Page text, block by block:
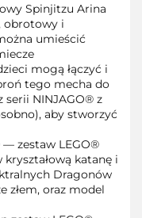
Spinjitzu Arina
obrotowy i
umieścić
mogą łączyć i
tego mecha do
NINJAGO® z
aby stworzyć
zestaw LEGO®
katanę i
Dragonów
złem, oraz model